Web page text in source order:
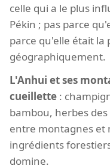
celle qui a le plus
Pékin ; pas parce
parce qu'elle était la
géographiquement.
L'Anhui et ses
cueillette :
bambou, herbes des
entre montagnes et
ingrédients
domine.